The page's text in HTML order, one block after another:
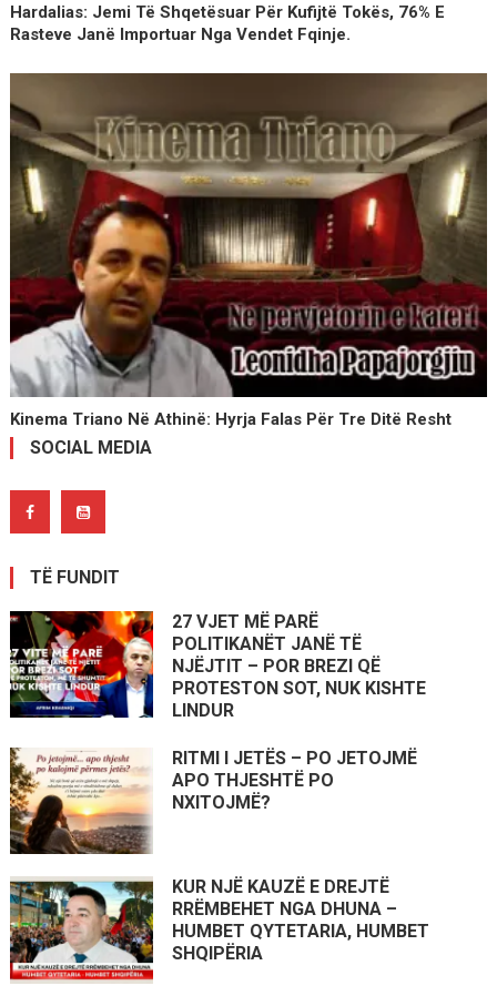
Hardalias: Jemi Të Shqetësuar Për Kufijtë Tokës, 76% E
Rasteve Janë Importuar Nga Vendet Fqinje.
Kinema Triano Në Athinë: Hyrja Falas Për Tre Ditë Resht
SOCIAL MEDIA
TË FUNDIT
27 VJET MË PARË
POLITIKANËT JANË TË
NJËJTIT – POR BREZI QË
PROTESTON SOT, NUK KISHTE
LINDUR
RITMI I JETËS – PO JETOJMË
APO THJESHTË PO
NXITOJMË?
KUR NJË KAUZË E DREJTË
RRËMBEHET NGA DHUNA –
HUMBET QYTETARIA, HUMBET
SHQIPËRIA